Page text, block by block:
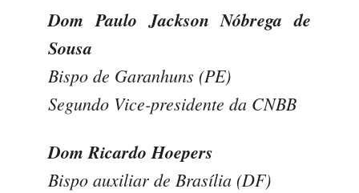
Dom Paulo Jackson Nóbrega de
Sousa
Bispo de Garanhuns (PE)
Segundo Vice-presidente da CNBB
Dom Ricardo Hoepers
Bispo auxiliar de Brasília (DF)